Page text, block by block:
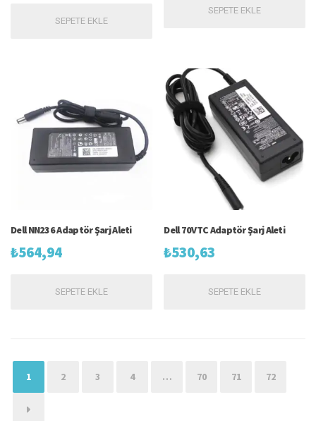
SEPETE EKLE
SEPETE EKLE
Dell NN236 Adaptör Şarj Aleti
₺564,94
SEPETE EKLE
Dell 70VTC Adaptör Şarj Aleti
₺530,63
SEPETE EKLE
1 2 3 4 … 70 71 72
→